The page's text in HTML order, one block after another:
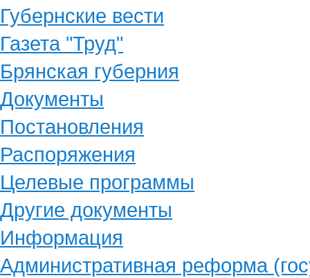
Губернские вести
Газета "Труд"
Брянская губерния
Документы
Постановления
Распоряжения
Целевые программы
Другие документы
Информация
Административная реформа